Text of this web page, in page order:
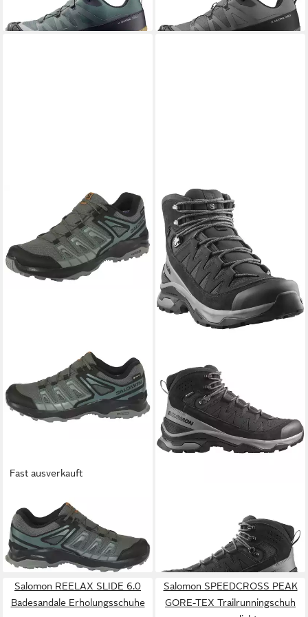
Fast ausverkauft
EXTEGRA GORE-
TEX Wanderschuh
wasserdicht
99,99 € UVP120,00 €
-17%
GORE TEX Wanderschuh
UVP200,00 €
Salomon REELAX SLIDE 6.0
Badesandale Erholungsschuhe
Salomon SPEEDCROSS PEAK
GORE-TEX Trailrunningschuh